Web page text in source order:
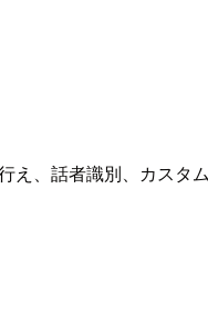
、話者識別、カスタ